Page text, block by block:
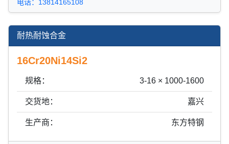
电话：13814165108
耐热耐蚀合金
16Cr20Ni14Si2
规格： 3-16 × 1000-1600
交货地： 嘉兴
生产商： 东方特钢